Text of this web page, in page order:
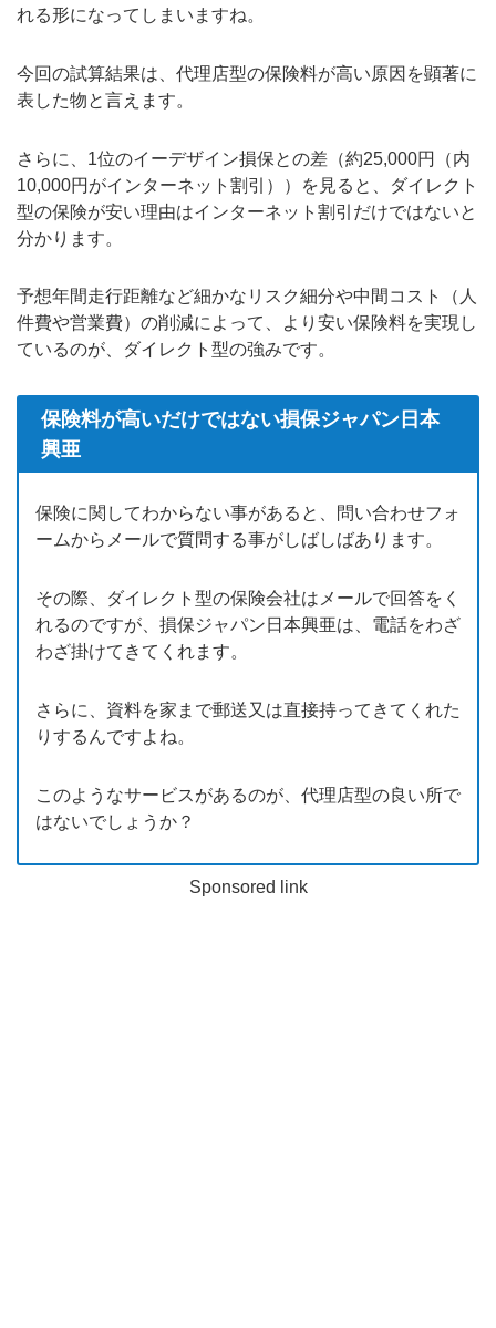
れる形になってしまいますね。
今回の試算結果は、代理店型の保険料が高い原因を顕著に
表した物と言えます。
さらに、1位のイーデザイン損保との差（約25,000円（内
10,000円がインターネット割引））を見ると、ダイレクト
型の保険が安い理由はインターネット割引だけではないと
分かります。
予想年間走行距離など細かなリスク細分や中間コスト（人
件費や営業費）の削減によって、より安い保険料を実現し
ているのが、ダイレクト型の強みです。
保険料が高いだけではない損保ジャパン日本
興亜
保険に関してわからない事があると、問い合わせフォ
ームからメールで質問する事がしばしばあります。
その際、ダイレクト型の保険会社はメールで回答をく
れるのですが、損保ジャパン日本興亜は、電話をわざ
わざ掛けてきてくれます。
さらに、資料を家まで郵送又は直接持ってきてくれた
りするんですよね。
このようなサービスがあるのが、代理店型の良い所で
はないでしょうか？
Sponsored link